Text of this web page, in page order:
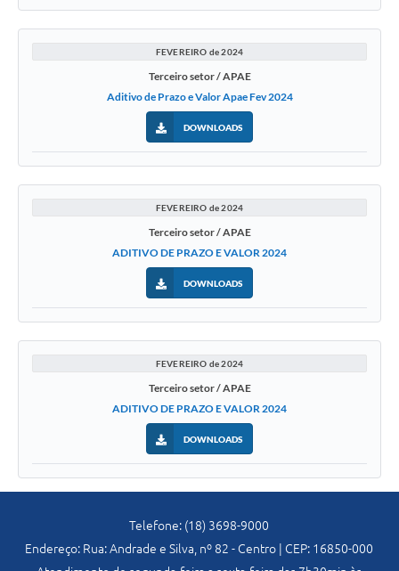
FEVEREIRO de 2024
Terceiro setor / APAE
Aditivo de Prazo e Valor Apae Fev 2024
DOWNLOADS
FEVEREIRO de 2024
Terceiro setor / APAE
ADITIVO DE PRAZO E VALOR 2024
DOWNLOADS
FEVEREIRO de 2024
Terceiro setor / APAE
ADITIVO DE PRAZO E VALOR 2024
DOWNLOADS
Telefone: (18) 3698-9000
Endereço: Rua: Andrade e Silva, nº 82 - Centro | CEP: 16850-000